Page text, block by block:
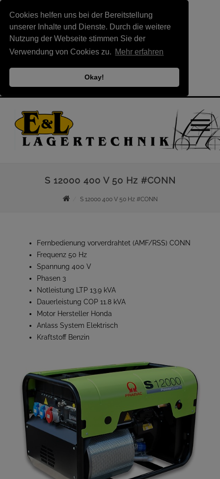
Cookies helfen uns bei der Bereitstellung
unserer Inhalte und Dienste. Durch die weitere
Nutzung der Webseite stimmen Sie der
Verwendung von Cookies zu. Mehr erfahren
Okay!
S 12000 400 V 50 Hz #CONN
S 12000 400 V 50 Hz #CONN
Fernbedienung vorverdrahtet (AMF/RSS) CONN
Frequenz 50 Hz
Spannung 400 V
Phasen 3
Notleistung LTP 13.9 kVA
Dauerleistung COP 11.8 kVA
Motor Hersteller Honda
Anlass System Elektrisch
Kraftstoff Benzin